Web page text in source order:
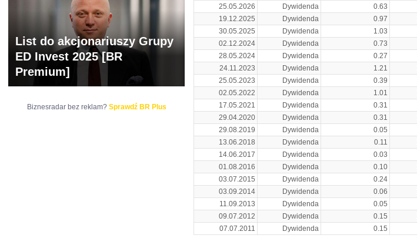
25.05.2026 Dywidenda 0.63
19.12.2025
Dywidenda 0.97
30.05.2025
Dywidenda 1.03
02.12.2024
Dywidenda 0.73
28.05.2024
Dywidenda 0.27
24.11.2023
Dywidenda 1.21
25.05.2023
Dywidenda 0.39
02.05.2022
Dywidenda 1.01
17.05.2021
Dywidenda 0.31
29.04.2020
Dywidenda 0.31
29.08.2019
Dywidenda 0.05
13.06.2018
Dywidenda 0.11
14.06.2017
Dywidenda 0.03
01.08.2016
Dywidenda 0.10
03.07.2015
Dywidenda 0.24
03.09.2014
Dywidenda 0.06
11.09.2013
Dywidenda 0.05
09.07.2012
Dywidenda 0.15
07.07.2011
Dywidenda 0.15
List do akcjonariuszy Grupy
ED Invest 2025 [BR
Premium]
Biznesradar bez reklam? Sprawdź BR Plus